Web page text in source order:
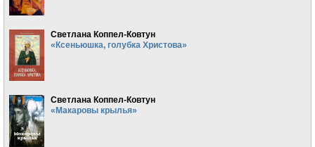
Светлана Коппел-Ковтун
«Ксеньюшка, голубка Христова»
Светлана Коппел-Ковтун
«Макаровы крылья»